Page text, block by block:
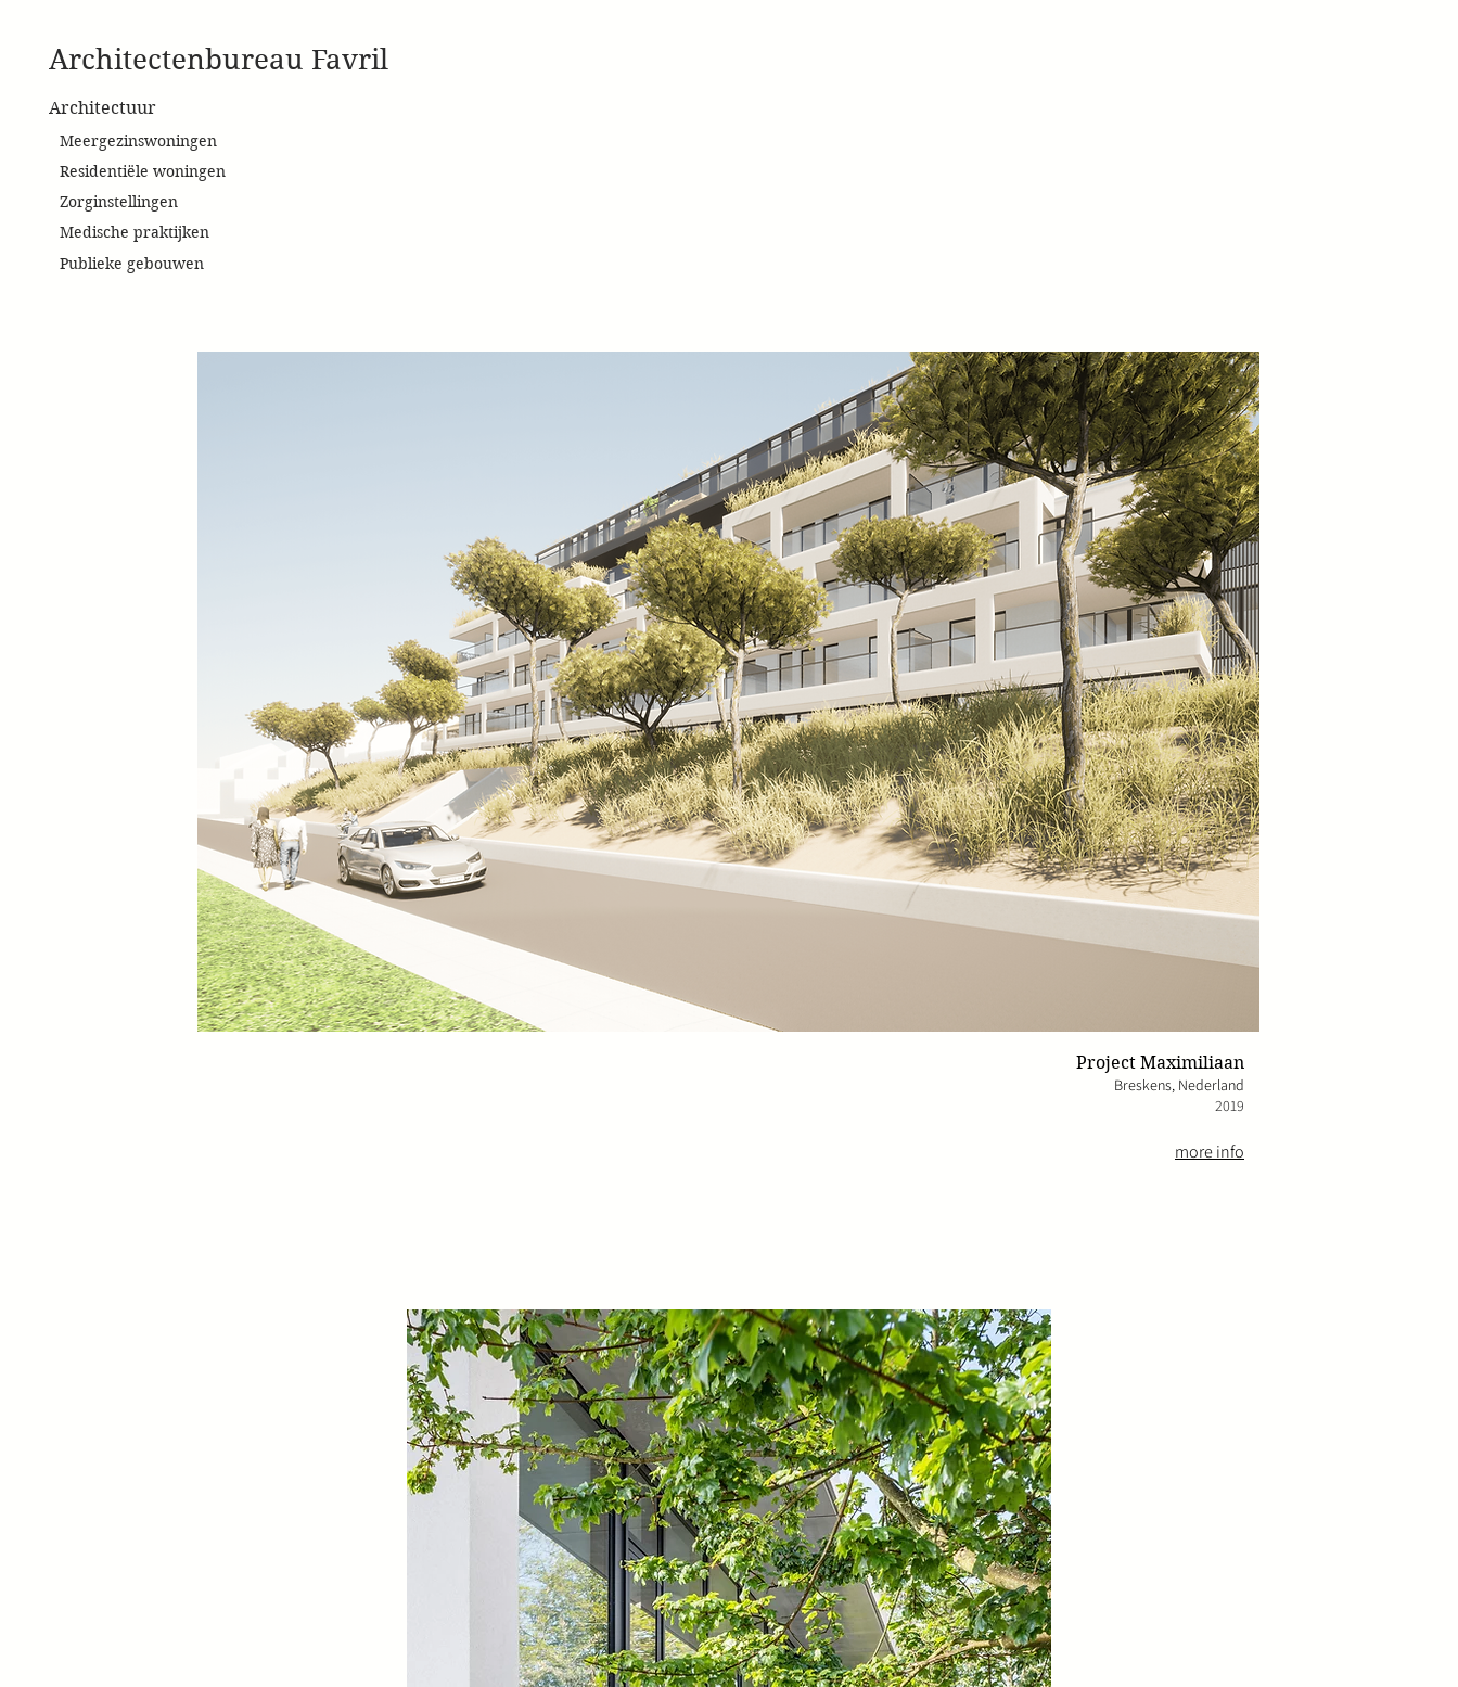
Architectenbureau Favril
Architectuur
Meergezinswoningen
Residentiële woningen
Zorginstellingen
Medische praktijken
Publieke gebouwen
Project Maximiliaan
Breskens, Nederland
2019
more info